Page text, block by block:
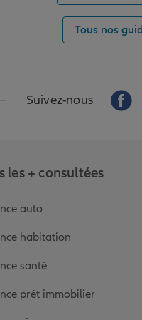
Tous nos
Suivez-nous
les + consultées
auto
habitation
santé
prêt immobilier